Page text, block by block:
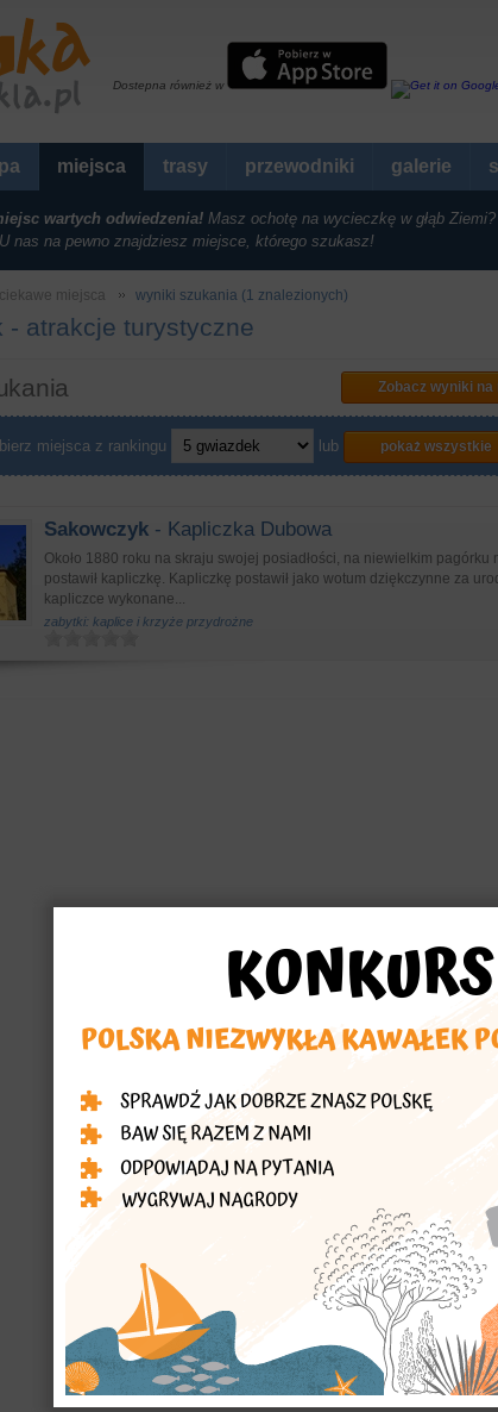
Dostepna również w
miejsca trasy przewodniki galerie
wartych odwiedzenia! Masz ochotę na wycieczkę w głąb
nas na pewno znajdziesz miejsce, którego szukasz!
ciekawe miejsca wyniki szukania (1 znalezionych)
- atrakcje turystyczne
Zobacz wyniki na
miejsca z rankingu lub pokaż wszystkie
Sakowczyk - Kapliczka Dubowa
Około 1880 roku na skraju swojej posiadłości, na niewielkim pagórku
postawił kapliczkę. Kapliczkę postawił jako wotum dziękczynne za
kapliczce wykonane...
zabytki: kaplice i krzyże przydrożne